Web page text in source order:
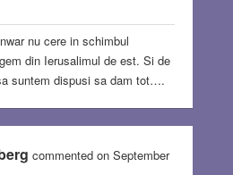
nu cere in schimbul
din Ierusalimul de est. Si de
suntem dispusi sa dam tot….
commented on September